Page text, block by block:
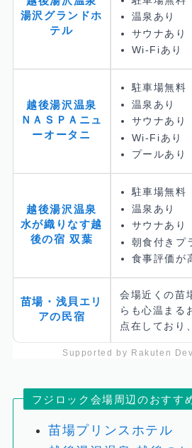
湯沢グランドホ
テル
温泉あり
サウナあり
Wi-Fiあり
越後湯沢温泉
ＮＡＳＰＡニュ
ーオータニ
駐車場無料
温泉あり
サウナあり
Wi-Fiあり
プールあり
越後湯沢温泉
水が織りなす越
後の宿 双葉
駐車場無料
温泉あり
サウナあり
朝食付きプ
食事評価が
苗場・浅貝エリ
アの民宿
会場近くの苗
らも心温まる
点在しており
Supported by Rakuten
フジロック会場周辺のおすす
苗場プリンスホテル